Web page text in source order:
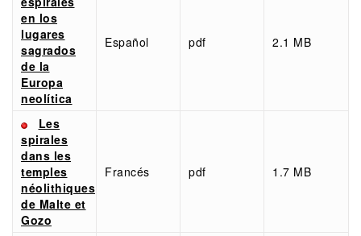
en los
lugares
sagrados
de la
Europa
neolítica
Español pdf 2.1 MB
Les
spirales
dans les
temples
néolithiques
de Malte et
Gozo
Francés pdf 1.7 MB